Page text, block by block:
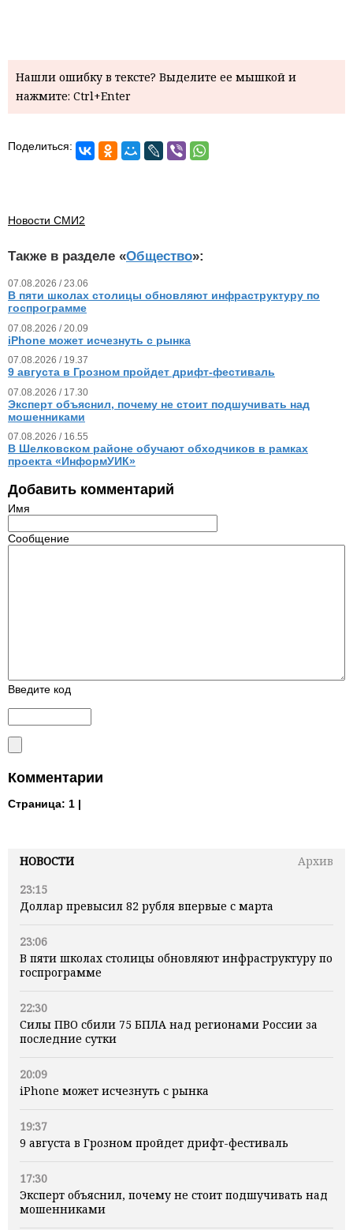
НОВОСТИ
Архив
23:15
Доллар превысил 82 рубля впервые с марта
23:06
В пяти школах столицы обновляют инфраструктуру по
госпрограмме
22:30
Силы ПВО сбили 75 БПЛА над регионами России за
последние сутки
20:09
iPhone может исчезнуть с рынка
19:37
9 августа в Грозном пройдет дрифт-фестиваль
17:30
Эксперт объяснил, почему не стоит подшучивать над
мошенниками
Нашли ошибку в тексте? Выделите ее мышкой и
нажмите: Ctrl+Enter
Поделиться:
Новости СМИ2
Также в разделе «Общество»:
07.08.2026 / 23.06
В пяти школах столицы обновляют инфраструктуру по
госпрограмме
07.08.2026 / 20.09
iPhone может исчезнуть с рынка
07.08.2026 / 19.37
9 августа в Грозном пройдет дрифт-фестиваль
07.08.2026 / 17.30
Эксперт объяснил, почему не стоит подшучивать над
мошенниками
07.08.2026 / 16.55
В Шелковском районе обучают обходчиков в рамках
проекта «ИнформУИК»
Добавить комментарий
Имя
Сообщение
Введите код
Комментарии
Страница: 1 |